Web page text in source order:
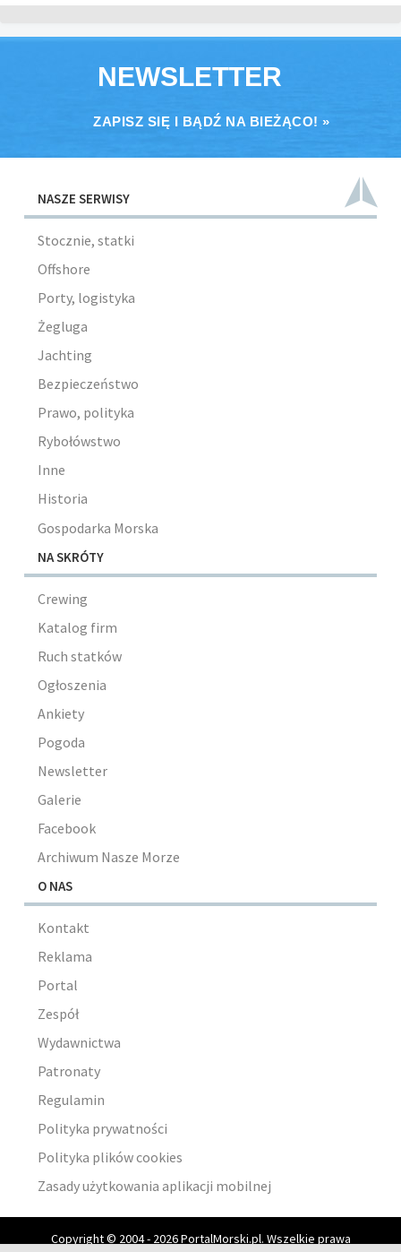
NEWSLETTER
ZAPISZ SIĘ I BĄDŹ NA BIEŻĄCO! »
NASZE SERWISY
Stocznie, statki
Offshore
Porty, logistyka
Żegluga
Jachting
Bezpieczeństwo
Prawo, polityka
Rybołówstwo
Inne
Historia
Gospodarka Morska
NA SKRÓTY
Crewing
Katalog firm
Ruch statków
Ogłoszenia
Ankiety
Pogoda
Newsletter
Galerie
Facebook
Archiwum Nasze Morze
O NAS
Kontakt
Reklama
Portal
Zespół
Wydawnictwa
Patronaty
Regulamin
Polityka prywatności
Polityka plików cookies
Zasady użytkowania aplikacji mobilnej
Copyright © 2004 - 2026 PortalMorski.pl. Wszelkie prawa